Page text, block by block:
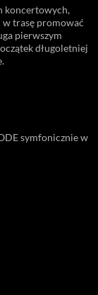
koncertowych,
w trasę promować
pierwszym
długoletniej
symfonicznie w